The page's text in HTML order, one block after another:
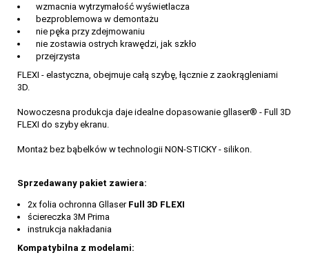
wzmacnia wytrzymałość wyświetlacza
bezproblemowa w demontażu
nie pęka przy zdejmowaniu
nie zostawia ostrych krawędzi, jak szkło
przejrzysta
FLEXI - elastyczna, obejmuje całą szybę, łącznie z zaokrągleniami
3D.
Nowoczesna produkcja daje idealne dopasowanie gllaser® - Full 3D
FLEXI do szyby ekranu.
Montaż bez bąbelków w technologii NON-STICKY - silikon.
Sprzedawany pakiet zawiera:
2x folia ochronna Gllaser Full 3D FLEXI
ściereczka 3M Prima
instrukcja nakładania
Kompatybilna z modelami: